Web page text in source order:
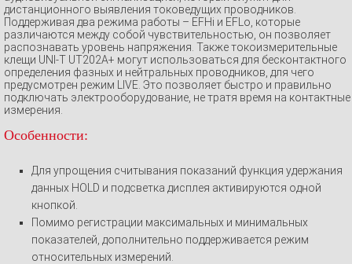
дистанционного выявления токоведущих проводников.
Поддерживая два режима работы – EFHi и EFLo, которые
различаются между собой чувствительностью, он позволяет
распознавать уровень напряжения. Также токоизмерительные
клещи UNI-T UT202A+ могут использоваться для бесконтактного
определения фазных и нейтральных проводников, для чего
предусмотрен режим LIVE. Это позволяет быстро и правильно
подключать электрооборудование, не тратя время на контактные
измерения.
Особенности:
Для упрощения считывания показаний функция удержания
данных HOLD и подсветка дисплея активируются одной
кнопкой.
Помимо регистрации максимальных и минимальных
показателей, дополнительно поддерживается режим
относительных измерений.